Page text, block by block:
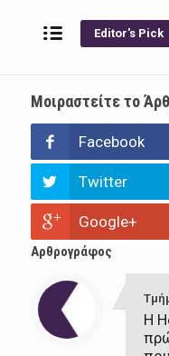
Editor's Pick
Μοιραστείτε το
Facebook
Twitter
Google+
Αρθρογράφος
Η